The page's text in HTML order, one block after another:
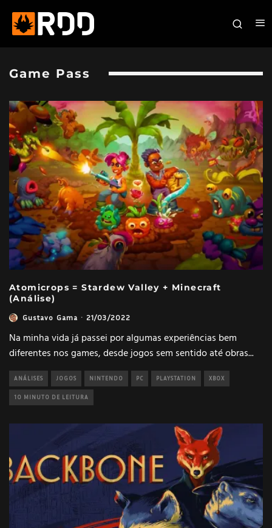
Game Pass
Atomicrops = Stardew Valley + Minecraft
(Análise)
Gustavo Gama · 21/03/2022
Na minha vida já passei por algumas experiências bem
diferentes nos games, desde jogos sem sentido até obras...
ANÁLISES JOGOS NINTENDO PC PLAYSTATION XBOX
10 MINUTO DE LEITURA